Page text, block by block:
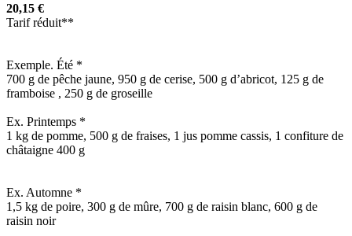
20,15 €
Tarif réduit**
Exemple. Été *
700 g de pêche jaune, 950 g de cerise, 500 g d’abricot, 125 g de
framboise , 250 g de groseille
Ex. Printemps *
1 kg de pomme, 500 g de fraises, 1 jus pomme cassis, 1 confiture de
châtaigne 400 g
Ex. Automne *
1,5 kg de poire, 300 g de mûre, 700 g de raisin blanc, 600 g de
raisin noir